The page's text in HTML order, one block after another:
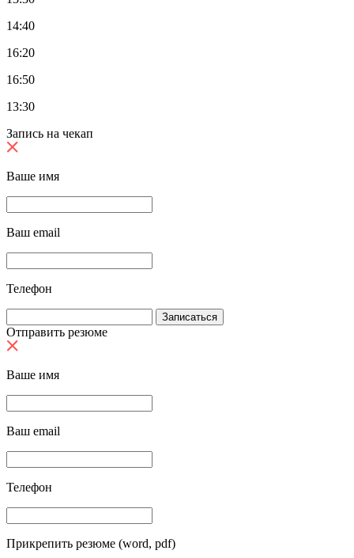
14:40
16:20
16:50
13:30
Запись на чекап
Ваше имя
Ваш email
Телефон
Отправить резюме
Ваше имя
Ваш email
Телефон
Прикрепить резюме (word, pdf)